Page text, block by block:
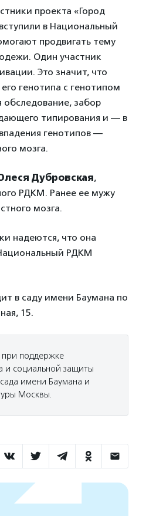
проекта «Город
в Национальный
продвигать тему
Один участник
Это значит, что
генотипа с генотипом
обследование, забор
типирования и — в
генотипов —
мозга.
Дубровская,
РДКМ. Ранее ее мужу
мозга.
надеются, что она
РДКМ
в саду имени Баумана по
15.
при поддержке
и социальной защиты
имени Баумана и
Москвы.